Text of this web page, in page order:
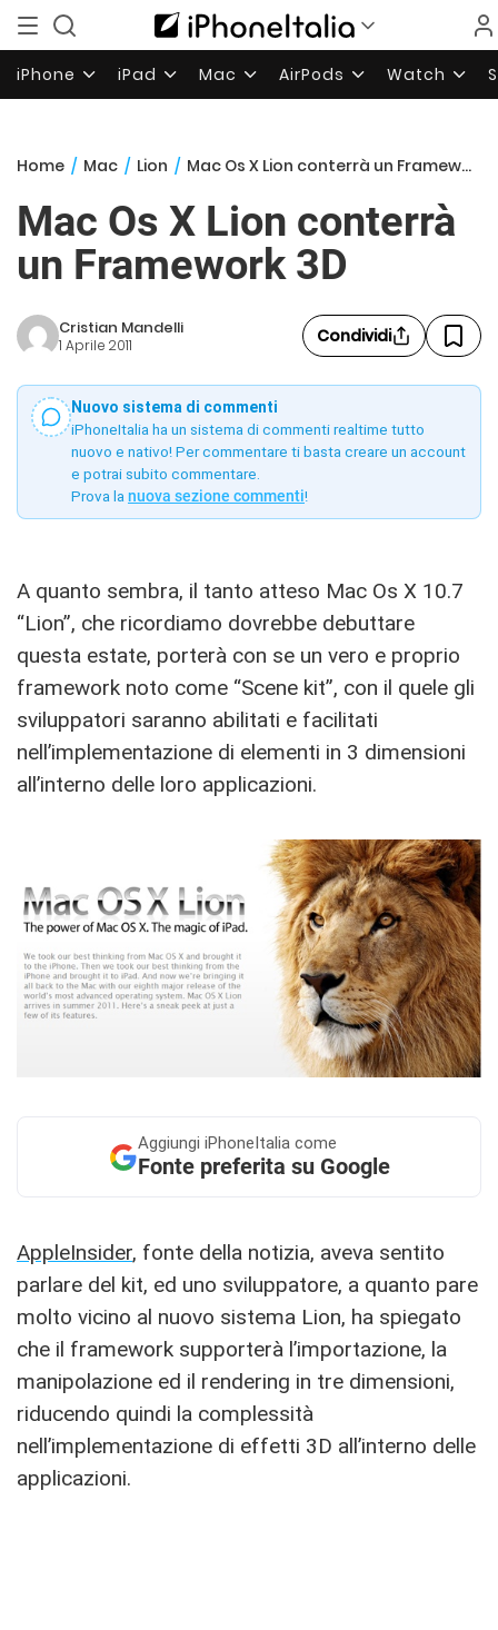
iPhone iPad Mac AirPods Watch
Home / Mac / Lion / Mac Os X Lion conterrà un Framework 3D
Mac Os X Lion conterrà
un Framework 3D
Cristian Mandelli
1 Aprile 2011 Condividi
Nuovo sistema di commenti
iPhoneItalia ha un sistema di commenti realtime tutto
nuovo e nativo! Per commentare ti basta creare un account
e potrai subito commentare.
Prova la nuova sezione commenti!
A quanto sembra, il tanto atteso Mac Os X 10.7
“Lion”, che ricordiamo dovrebbe debuttare
questa estate, porterà con se un vero e proprio
framework noto come “Scene kit”, con il quele gli
sviluppatori saranno abilitati e facilitati
nell’implementazione di elementi in 3 dimensioni
all’interno delle loro applicazioni.
Aggiungi iPhoneItalia come
Fonte preferita su Google
AppleInsider, fonte della notizia, aveva sentito
parlare del kit, ed uno sviluppatore, a quanto pare
molto vicino al nuovo sistema Lion, ha spiegato
che il framework supporterà l’importazione, la
manipolazione ed il rendering in tre dimensioni,
riducendo quindi la complessità
nell’implementazione di effetti 3D all’interno delle
applicazioni.